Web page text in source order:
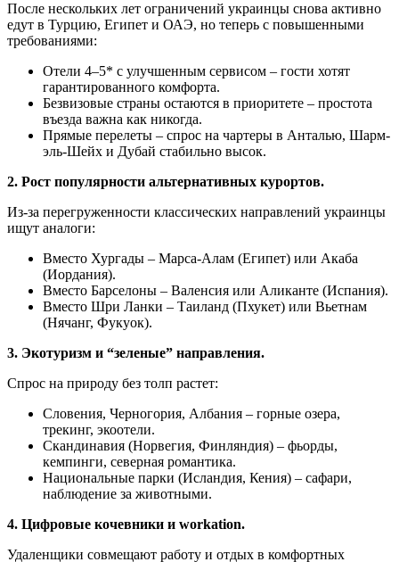
После нескольких лет ограничений украинцы снова активно
едут в Турцию, Египет и ОАЭ, но теперь с повышенными
требованиями:
Отели 4–5* с улучшенным сервисом – гости хотят
гарантированного комфорта.
Безвизовые страны остаются в приоритете – простота
въезда важна как никогда.
Прямые перелеты – спрос на чартеры в Анталью, Шарм-
эль-Шейх и Дубай стабильно высок.
2. Рост популярности альтернативных курортов.
Из-за перегруженности классических направлений украинцы
ищут аналоги:
Вместо Хургады – Марса-Алам (Египет) или Акаба
(Иордания).
Вместо Барселоны – Валенсия или Аликанте (Испания).
Вместо Шри Ланки – Таиланд (Пхукет) или Вьетнам
(Нячанг, Фукуок).
3. Экотуризм и “зеленые” направления.
Спрос на природу без толп растет:
Словения, Черногория, Албания – горные озера,
трекинг, экоотели.
Скандинавия (Норвегия, Финляндия) – фьорды,
кемпинги, северная романтика.
Национальные парки (Исландия, Кения) – сафари,
наблюдение за животными.
4. Цифровые кочевники и workation.
Удаленщики совмещают работу и отдых в комфортных